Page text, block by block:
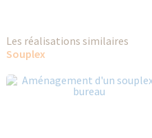
Les réalisations similaires
Souplex